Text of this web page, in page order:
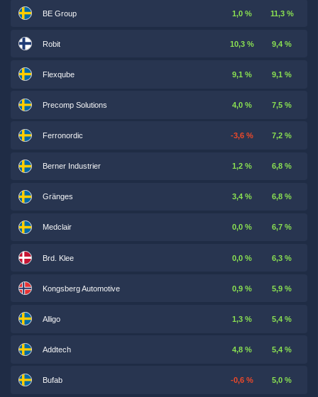
BE Group 1,0 % 11,3 %
Robit 10,3 % 9,4 %
Flexqube 9,1 % 9,1 %
Precomp Solutions 4,0 % 7,5 %
Ferronordic -3,6 % 7,2 %
Berner Industrier 1,2 % 6,8 %
Gränges 3,4 % 6,8 %
Medclair 0,0 % 6,7 %
Brd. Klee 0,0 % 6,3 %
Kongsberg Automotive 0,9 % 5,9 %
Alligo 1,3 % 5,4 %
Addtech 4,8 % 5,4 %
Bufab -0,6 % 5,0 %